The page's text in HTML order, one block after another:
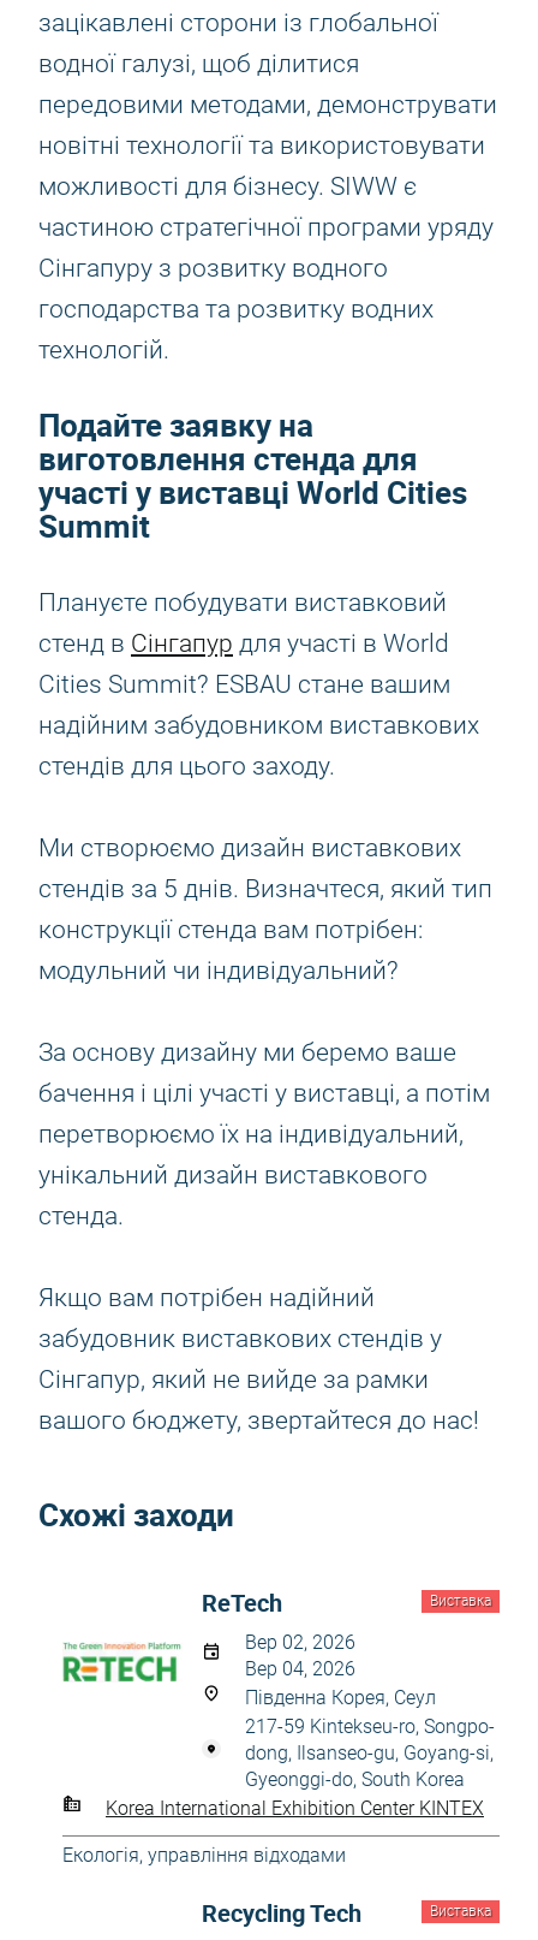
зацікавлені сторони із глобальної
водної галузі, щоб ділитися
передовими методами, демонструвати
новітні технології та використовувати
можливості для бізнесу. SIWW є
частиною стратегічної програми уряду
Сінгапуру з розвитку водного
господарства та розвитку водних
технологій.
Подайте заявку на
виготовлення стенда для
участі у виставці World Cities
Summit
Плануєте побудувати виставковий
стенд в Сінгапур для участі в World
Cities Summit? ESBAU стане вашим
надійним забудовником виставкових
стендів для цього заходу.
Ми створюємо дизайн виставкових
стендів за 5 днів. Визначтеся, який тип
конструкції стенда вам потрібен:
модульний чи індивідуальний?
За основу дизайну ми беремо ваше
бачення і цілі участі у виставці, а потім
перетворюємо їх на індивідуальний,
унікальний дизайн виставкового
стенда.
Якщо вам потрібен надійний
забудовник виставкових стендів у
Сінгапур, який не вийде за рамки
вашого бюджету, звертайтеся до нас!
Схожі заходи
Виставка
ReTech
Вер 02, 2026
Вер 04, 2026
Південна Корея, Сеул
217-59 Kintekseu-ro, Songpo-
dong, Ilsanseo-gu, Goyang-si,
Gyeonggi-do, South Korea
Korea International Exhibition Center KINTEX
Екологія, управління відходами
Виставка
Recycling Tech